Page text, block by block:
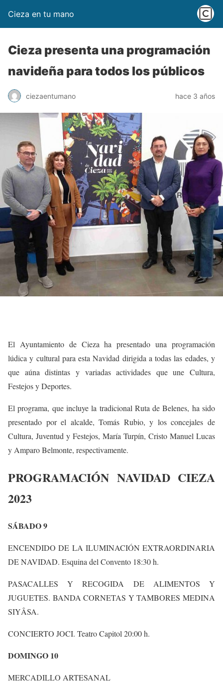
Cieza en tu mano
Cieza presenta una programación
navideña para todos los públicos
ciezaentumano hace 3 años
El Ayuntamiento de Cieza ha presentado una programación
lúdica y cultural para esta Navidad dirigida a todas las edades, y
que aúna distintas y variadas actividades que une Cultura,
Festejos y Deportes.
El programa, que incluye la tradicional Ruta de Belenes, ha sido
presentado por el alcalde, Tomás Rubio, y los concejales de
Cultura, Juventud y Festejos, María Turpín, Cristo Manuel Lucas
y Amparo Belmonte, respectivamente.
PROGRAMACIÓN NAVIDAD CIEZA
2023
SÁBADO 9
ENCENDIDO DE LA ILUMINACIÓN EXTRAORDINARIA
DE NAVIDAD. Esquina del Convento 18:30 h.
PASACALLES Y RECOGIDA DE ALIMENTOS Y
JUGUETES. BANDA CORNETAS Y TAMBORES MEDINA
SIYÂSA.
CONCIERTO JOCI. Teatro Capitol 20:00 h.
DOMINGO 10
MERCADILLO ARTESANAL